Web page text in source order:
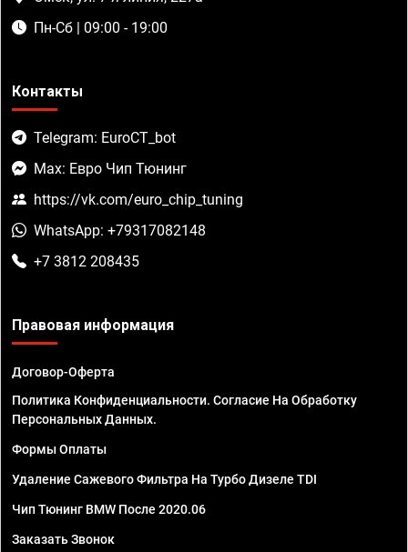
Пн-Сб | 09:00 - 19:00
Контакты
Telegram: EuroCT_bot
Max: Евро Чип Тюнинг
https://vk.com/euro_chip_tuning
WhatsApp: +79317082148
+7 3812 208435
Правовая информация
Договор-Оферта
Политика Конфиденциальности. Согласие На Обработку
Персональных Данных.
Формы Оплаты
Удаление Сажевого Фильтра На Турбо Дизеле TDI
Чип Тюнинг BMW После 2020.06
Заказать Звонок